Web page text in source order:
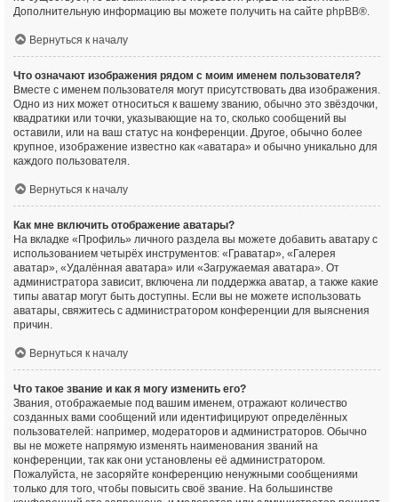
Дополнительную информацию вы можете получить на сайте phpBB®.
Вернуться к началу
Что означают изображения рядом с моим именем пользователя?
Вместе с именем пользователя могут присутствовать два изображения.
Одно из них может относиться к вашему званию, обычно это звёздочки,
квадратики или точки, указывающие на то, сколько сообщений вы
оставили, или на ваш статус на конференции. Другое, обычно более
крупное, изображение известно как «аватара» и обычно уникально для
каждого пользователя.
Вернуться к началу
Как мне включить отображение аватары?
На вкладке «Профиль» личного раздела вы можете добавить аватару с
использованием четырёх инструментов: «Граватар», «Галерея
аватар», «Удалённая аватара» или «Загружаемая аватара». От
администратора зависит, включена ли поддержка аватар, а также какие
типы аватар могут быть доступны. Если вы не можете использовать
аватары, свяжитесь с администратором конференции для выяснения
причин.
Вернуться к началу
Что такое звание и как я могу изменить его?
Звания, отображаемые под вашим именем, отражают количество
созданных вами сообщений или идентифицируют определённых
пользователей: например, модераторов и администраторов. Обычно
вы не можете напрямую изменять наименования званий на
конференции, так как они установлены её администратором.
Пожалуйста, не засоряйте конференцию ненужными сообщениями
только для того, чтобы повысить своё звание. На большинстве